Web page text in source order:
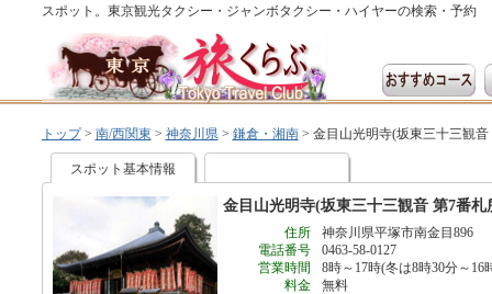
スポット。東京観光タクシー・ジャンボタクシー・ハイヤーの検索・予約
トップ> 南/西関東 > 神奈川県> 鎌倉・湘南> 金目山光明寺(坂東三十三観音
スポット基本情報
金目山光明寺(坂東三十三観音 第7番札
住所
神奈川県平塚市南金目896
電話番号
0463-58-0127
営業時間
8時～17時(冬は8時30分～16
料金
無料